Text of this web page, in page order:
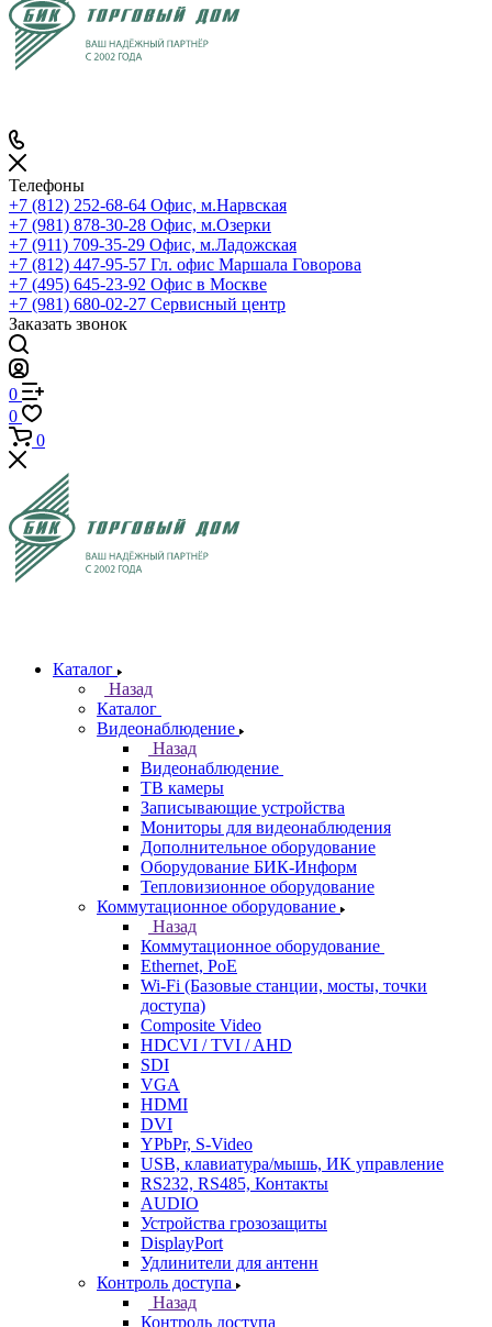
Телефоны
+7 (812) 252-68-64 Офис, м.Нарвская
+7 (981) 878-30-28 Офис, м.Озерки
+7 (911) 709-35-29 Офис, м.Ладожская
+7 (812) 447-95-57 Гл. офис Маршала Говорова
+7 (495) 645-23-92 Офис в Москве
+7 (981) 680-02-27 Сервисный центр
Заказать звонок
0
0
0
Каталог
Назад
Каталог
Видеонаблюдение
Назад
Видеонаблюдение
ТВ камеры
Записывающие устройства
Мониторы для видеонаблюдения
Дополнительное оборудование
Оборудование БИК-Информ
Тепловизионное оборудование
Коммутационное оборудование
Назад
Коммутационное оборудование
Ethernet, PoE
Wi-Fi (Базовые станции, мосты, точки
доступа)
Composite Video
HDCVI / TVI / AHD
SDI
VGA
HDMI
DVI
YPbPr, S-Video
USB, клавиатура/мышь, ИК управление
RS232, RS485, Контакты
AUDIO
Устройства грозозащиты
DisplayPort
Удлинители для антенн
Контроль доступа
Назад
Контроль доступа